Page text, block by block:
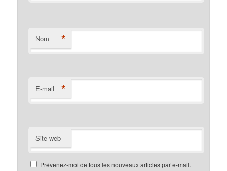
Nom *
E-mail *
Site web
Prévenez-moi de tous les nouveaux articles par e-mail.